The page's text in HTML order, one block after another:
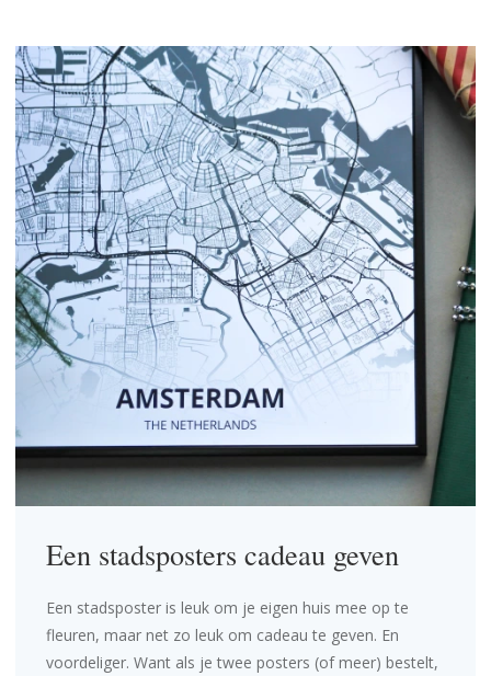
Een stadsposters cadeau geven
Een stadsposter is leuk om je eigen huis mee op te
fleuren, maar net zo leuk om cadeau te geven. En
voordeliger. Want als je twee posters (of meer) bestelt,